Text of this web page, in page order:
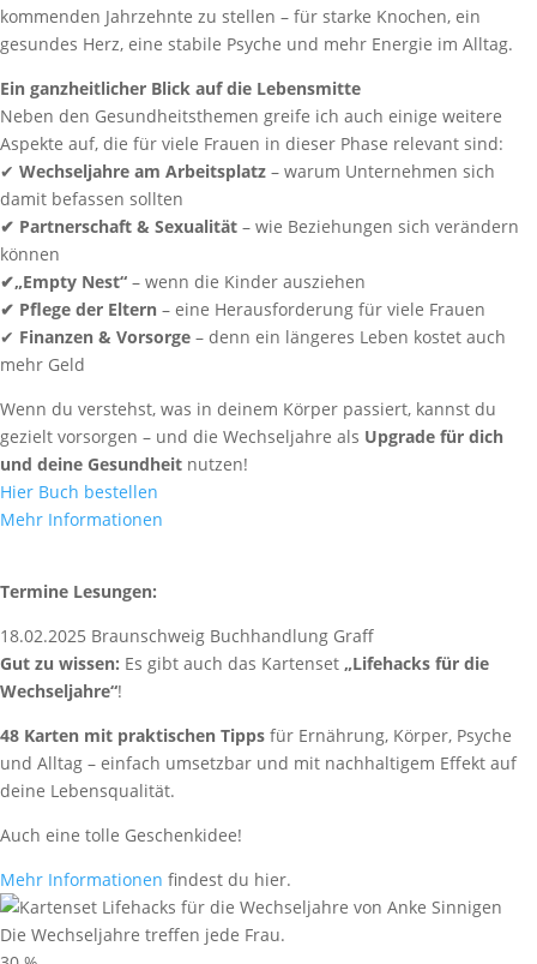
kommenden Jahrzehnte zu stellen – für starke Knochen, ein
gesundes Herz, eine stabile Psyche und mehr Energie im Alltag.
Ein ganzheitlicher Blick auf die Lebensmitte
Neben den Gesundheitsthemen greife ich auch einige weitere
Aspekte auf, die für viele Frauen in dieser Phase relevant sind:
✔ Wechseljahre am Arbeitsplatz – warum Unternehmen sich
damit befassen sollten
✔ Partnerschaft & Sexualität – wie Beziehungen sich verändern
können
✔„Empty Nest“ – wenn die Kinder ausziehen
✔ Pflege der Eltern – eine Herausforderung für viele Frauen
✔ Finanzen & Vorsorge – denn ein längeres Leben kostet auch
mehr Geld
Wenn du verstehst, was in deinem Körper passiert, kannst du
gezielt vorsorgen – und die Wechseljahre als Upgrade für dich
und deine Gesundheit nutzen!
Hier Buch bestellen
Mehr Informationen
Termine Lesungen:
18.02.2025 Braunschweig Buchhandlung Graff
Gut zu wissen: Es gibt auch das Kartenset „Lifehacks für die
Wechseljahre“!
48 Karten mit praktischen Tipps für Ernährung, Körper, Psyche
und Alltag – einfach umsetzbar und mit nachhaltigem Effekt auf
deine Lebensqualität.
Auch eine tolle Geschenkidee!
Mehr Informationen findest du hier.
Die Wechseljahre treffen jede Frau.